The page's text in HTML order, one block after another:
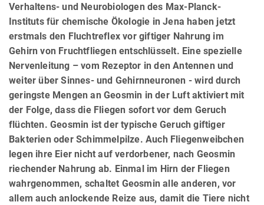
Verhaltens- und Neurobiologen des Max-Planck-
Instituts für chemische Ökologie in Jena haben jetzt
erstmals den Fluchtreflex vor giftiger Nahrung im
Gehirn von Fruchtfliegen entschlüsselt. Eine spezielle
Nervenleitung – vom Rezeptor in den Antennen und
weiter über Sinnes- und Gehirnneuronen - wird durch
geringste Mengen an Geosmin in der Luft aktiviert mit
der Folge, dass die Fliegen sofort vor dem Geruch
flüchten. Geosmin ist der typische Geruch giftiger
Bakterien oder Schimmelpilze. Auch Fliegenweibchen
legen ihre Eier nicht auf verdorbener, nach Geosmin
riechender Nahrung ab. Einmal im Hirn der Fliegen
wahrgenommen, schaltet Geosmin alle anderen, vor
allem auch anlockende Reize aus, damit die Tiere nicht